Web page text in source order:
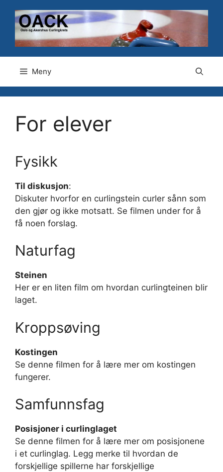
innhold
Meny
For elever
Fysikk
Til diskusjon:
Diskuter hvorfor en curlingstein curler sånn som
den gjør og ikke motsatt. Se filmen under for å
få noen forslag.
Naturfag
Steinen
Her er en liten film om hvordan curlingteinen blir
laget.
Kroppsøving
Kostingen
Se denne filmen for å lære mer om kostingen
fungerer.
Samfunnsfag
Posisjoner i curlinglaget
Se denne filmen for å lære mer om posisjonene
i et curlinglag. Legg merke til hvordan de
forskjellige spillerne har forskjellige